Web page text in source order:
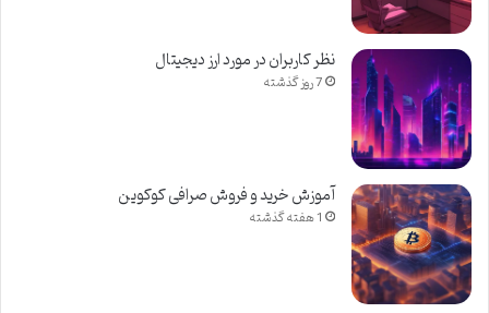
نظر کاربران در مورد ارز دیجیتال
7 روز گذشته
آموزش خرید و فروش صرافی کوکوین
1 هفته گذشته